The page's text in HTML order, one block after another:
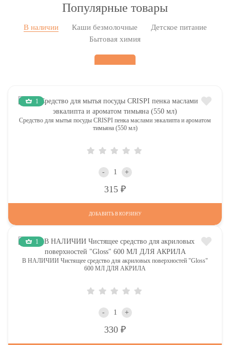
Популярные товары
В наличии Каши безмолочные
Детское питание
Бытовая химия
1
Средство для мытья посуды CRISPI пенка маслами эвкалипта и ароматом
тимьяна (550 мл)
- +
315
ДОБАВИТЬ В КОРЗИНУ
1
В НАЛИЧИИ Чистящее средство для акриловых поверхностей "Gloss"
600 МЛ ДЛЯ АКРИЛА
- +
330